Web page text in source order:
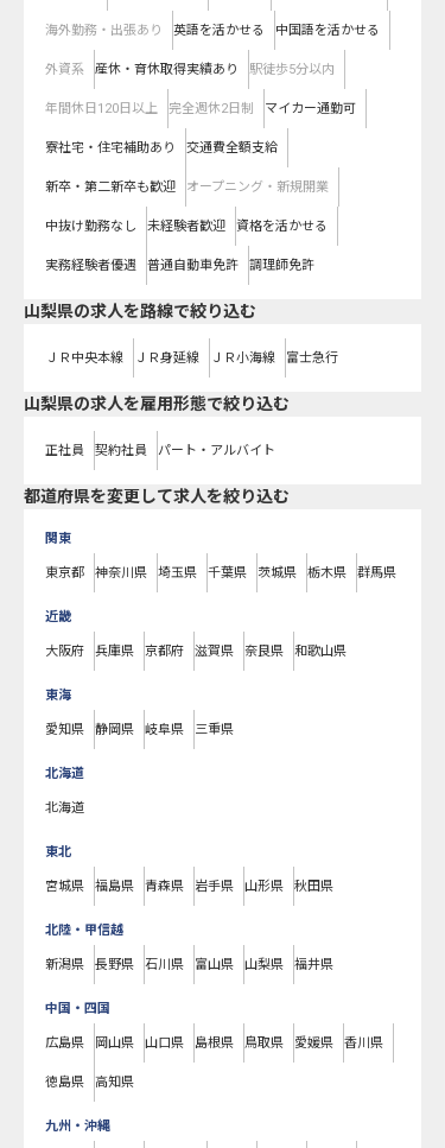
海外勤務・出張あり 英語を活かせる 中国語を活かせる
外資系 産休・育休取得実績あり 駅徒歩5分以内
年間休日120日以上 完全週休2日制 マイカー通勤可
寮社宅・住宅補助あり 交通費全額支給
新卒・第二新卒も歓迎 オープニング・新規開業
中抜け勤務なし 未経験者歓迎 資格を活かせる
実務経験者優遇 普通自動車免許 調理師免許
山梨県の求人を路線で絞り込む
ＪＲ中央本線 ＪＲ身延線 ＪＲ小海線 富士急行
山梨県の求人を雇用形態で絞り込む
正社員 契約社員 パート・アルバイト
都道府県を変更して求人を絞り込む
関東
東京都 神奈川県 埼玉県 千葉県 茨城県 栃木県 群馬県
近畿
大阪府 兵庫県 京都府 滋賀県 奈良県 和歌山県
東海
愛知県 静岡県 岐阜県 三重県
北海道
北海道
東北
宮城県 福島県 青森県 岩手県 山形県 秋田県
北陸・甲信越
新潟県 長野県 石川県 富山県 山梨県 福井県
中国・四国
広島県 岡山県 山口県 島根県 鳥取県 愛媛県 香川県
徳島県 高知県
九州・沖縄